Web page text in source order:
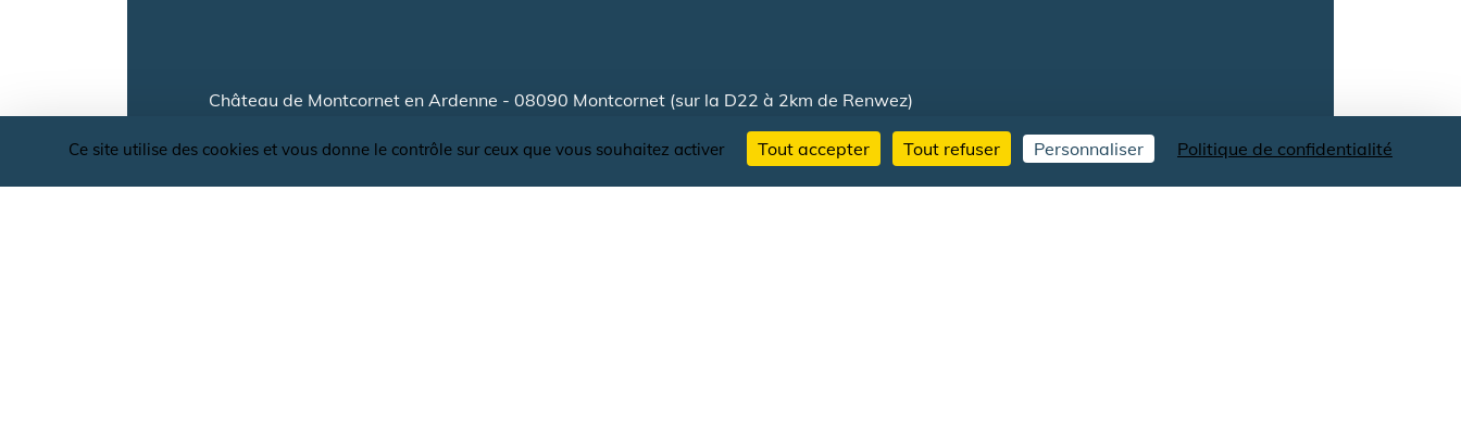
Château de Montcornet en Ardenne - 08090 Montcornet (sur la D22 à 2km de Renwez)
L'Association des Amis du Château de Montcornet, fondée par l'Abbé Lussigny qui acquiert les vestiges en 1961, et soutenue
par la commune de Montcornet et les Conseils départemental et Régional, s'appliquent à mettre en valeur le site.
Ce site utilise des cookies et vous donne le contrôle sur ceux que vous souhaitez activer Tout accepter Tout refuser Personnaliser Politique de confidentialité